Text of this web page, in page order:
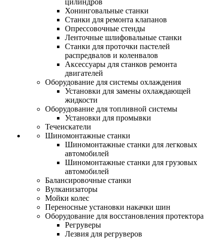
цилиндров
Хонинговальные станки
Станки для ремонта клапанов
Опрессовочные стенды
Ленточные шлифовальные станки
Станки для проточки пастелей
распредвалов и коленвалов
Аксессуары для станков ремонта
двигателей
Оборудование для системы охлаждения
Установки для замены охлаждающей
жидкости
Оборудование для топливной системы
Установки для промывки
Течеискатели
Шиномонтажные станки
Шиномонтажные станки для легковых
автомобилей
Шиномонтажные станки для грузовых
автомобилей
Балансировочные станки
Вулканизаторы
Мойки колес
Переносные установки накачки шин
Оборудование для восстановления протектора
Регруверы
Лезвия для регруверов